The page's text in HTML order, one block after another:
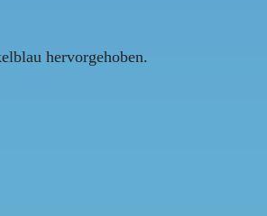
hervorgehoben.